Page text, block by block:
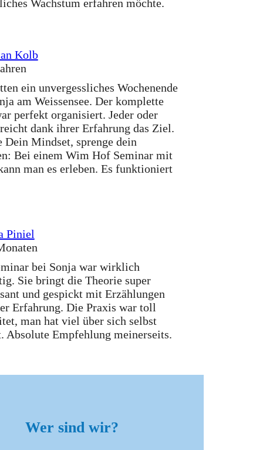
Wachstum erfahren möchte.
Kolb
ein unvergessliches Wochenende
am Weissensee. Der komplette
perfekt organisiert. Jeder oder
dank ihrer Erfahrung das Ziel.
Dein Mindset, sprenge dein
Bei einem Wim Hof Seminar mit
man es erleben. Es funktioniert
Piniel
bei Sonja war wirklich
Sie bringt die Theorie super
und gespickt mit Erzählungen
Erfahrung. Die Praxis war toll
man hat viel über sich selbst
Absolute Empfehlung meinerseits.
Wer sind wir?